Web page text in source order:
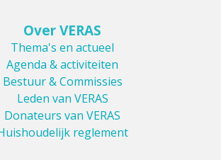
Over VERAS
Thema's en actueel
Agenda & activiteiten
Bestuur & Commissies
Leden van VERAS
Donateurs van VERAS
reglement